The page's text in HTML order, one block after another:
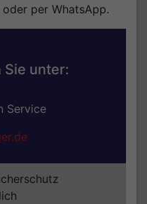
per WhatsApp.
Sie unter:
Service